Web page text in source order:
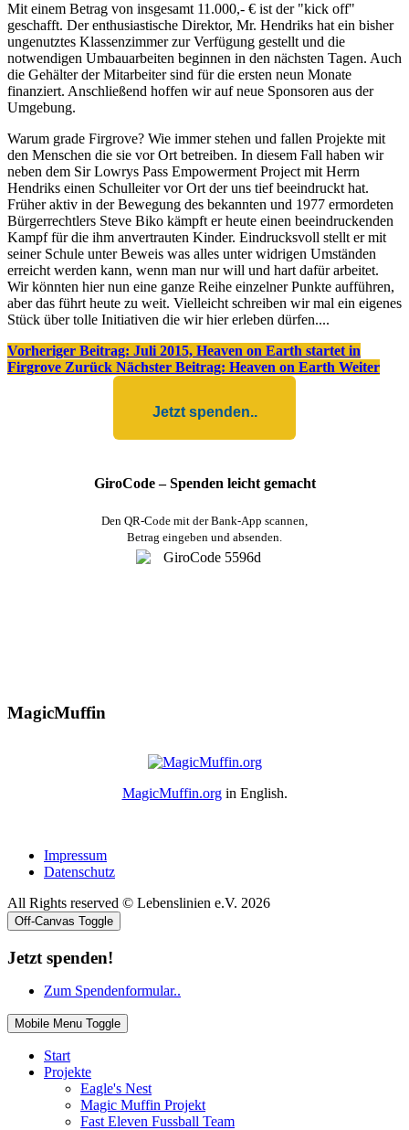
Mit einem Betrag von insgesamt 11.000,- € ist der "kick off"
geschafft. Der enthusiastische Direktor, Mr. Hendriks hat ein bisher
ungenutztes Klassenzimmer zur Verfügung gestellt und die
notwendigen Umbauarbeiten beginnen in den nächsten Tagen. Auch
die Gehälter der Mitarbeiter sind für die ersten neun Monate
finanziert. Anschließend hoffen wir auf neue Sponsoren aus der
Umgebung.
Warum grade Firgrove? Wie immer stehen und fallen Projekte mit
den Menschen die sie vor Ort betreiben. In diesem Fall haben wir
neben dem Sir Lowrys Pass Empowerment Project mit Herrn
Hendriks einen Schulleiter vor Ort der uns tief beeindruckt hat.
Früher aktiv in der Bewegung des bekannten und 1977 ermordeten
Bürgerrechtlers Steve Biko kämpft er heute einen beeindruckenden
Kampf für die ihm anvertrauten Kinder. Eindrucksvoll stellt er mit
seiner Schule unter Beweis was alles unter widrigen Umständen
erreicht werden kann, wenn man nur will und hart dafür arbeitet.
Wir könnten hier nun eine ganze Reihe einzelner Punkte aufführen,
aber das führt heute zu weit. Vielleicht schreiben wir mal ein eigenes
Stück über tolle Initiativen die wir hier erleben dürfen....
Vorheriger Beitrag: Juli 2015, Heaven on Earth startet in
Firgrove Zurück Nächster Beitrag: Heaven on Earth Weiter
Jetzt spenden..
GiroCode – Spenden leicht gemacht
Den QR-Code mit der Bank-App scannen,
Betrag eingeben und absenden.
MagicMuffin
MagicMuffin.orgin English.
Impressum
Datenschutz
All Rights reserved © Lebenslinien e.V. 2026
Off-Canvas Toggle
Jetzt spenden!
Zum Spendenformular..
Mobile Menu Toggle
Start
Projekte
Eagle's Nest
Magic Muffin Projekt
Fast Eleven Fussball Team